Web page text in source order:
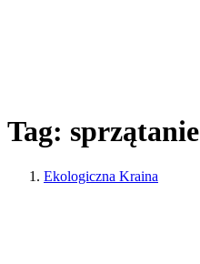
Tag: sprzątanie
Ekologiczna Kraina